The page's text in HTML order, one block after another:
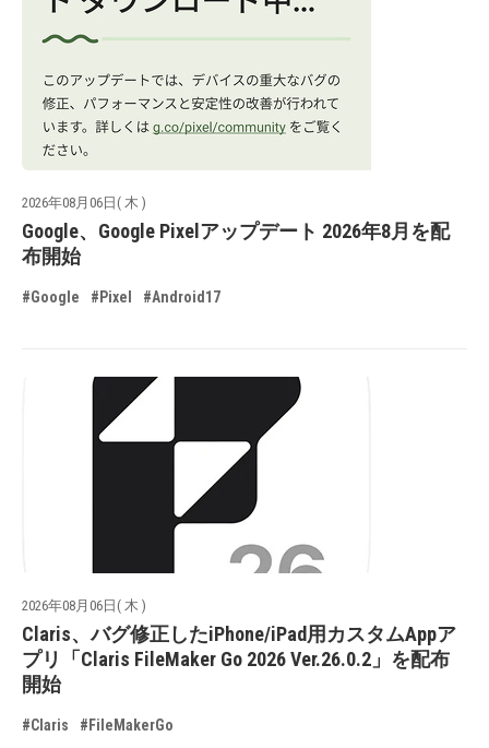
2026年08月06日( 木 )
Google、Google Pixelアップデート 2026年8月を配
布開始
#Google #Pixel #Android17
2026年08月06日( 木 )
Claris、バグ修正したiPhone/iPad用カスタムAppア
プリ「Claris FileMaker Go 2026 Ver.26.0.2」を配布
開始
#Claris #FileMakerGo